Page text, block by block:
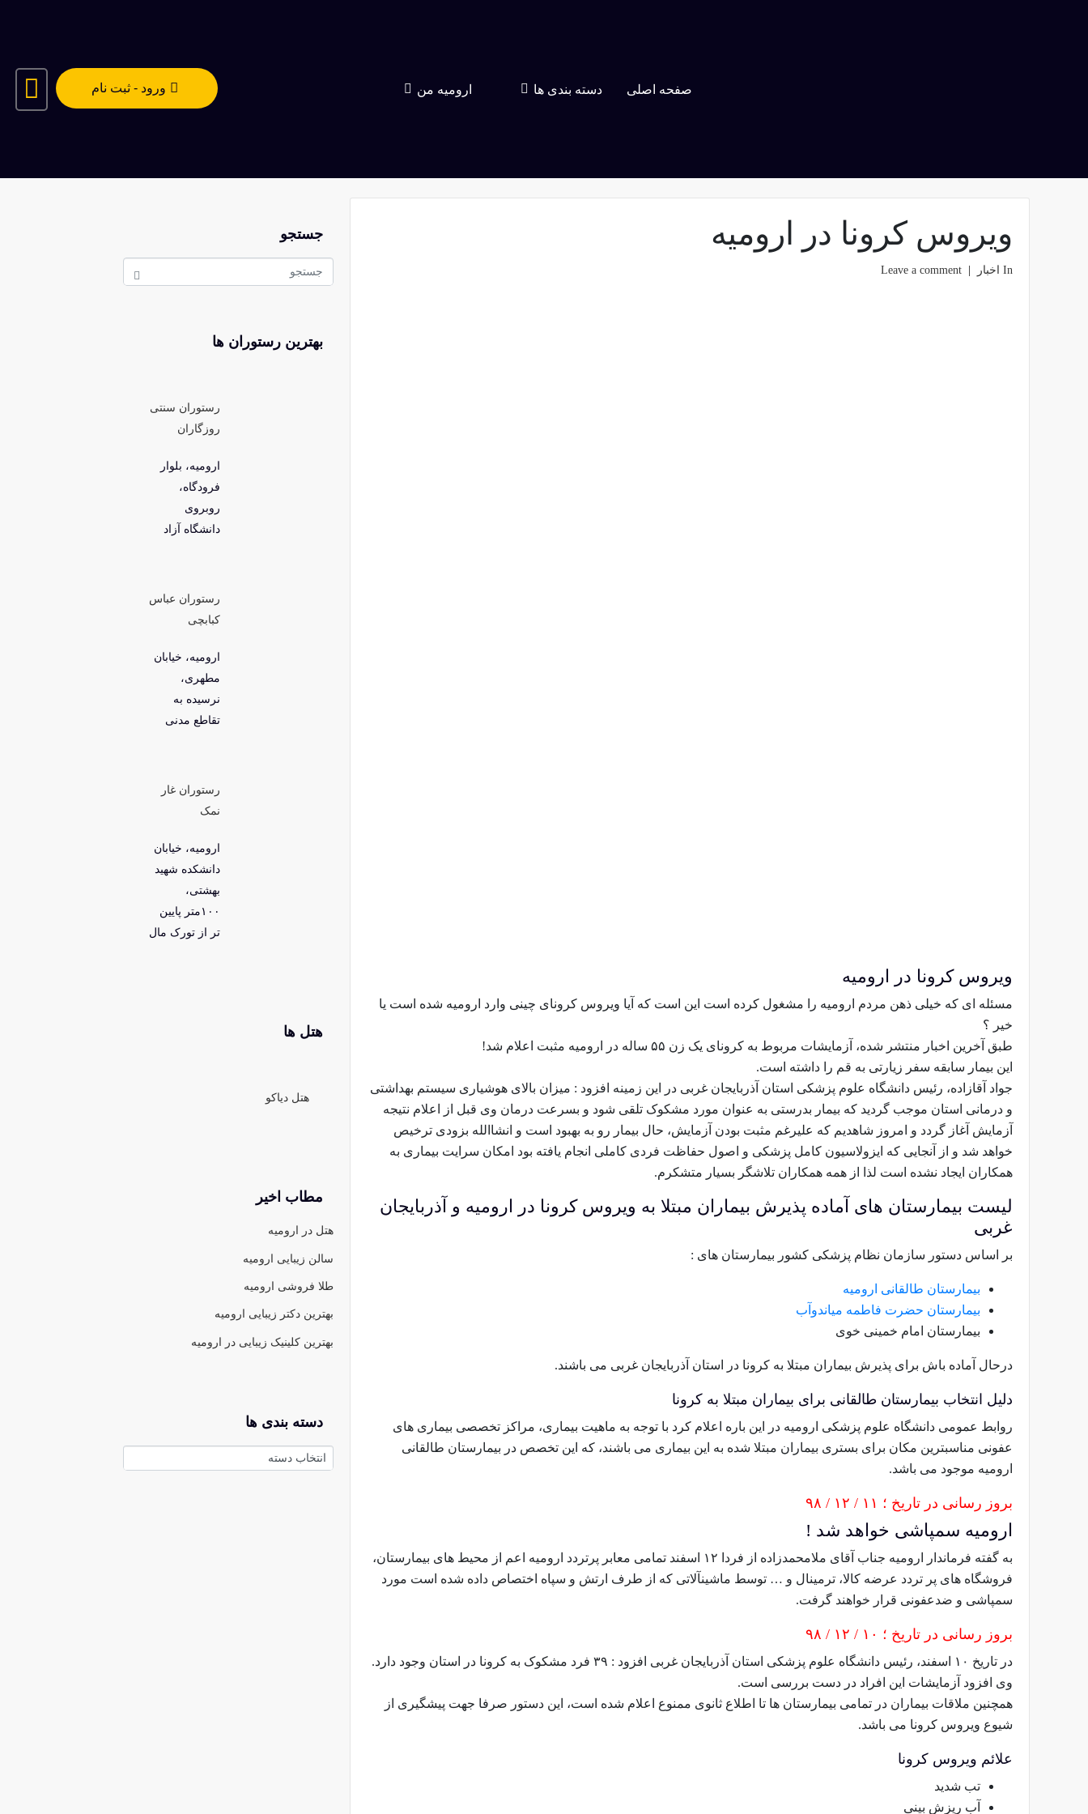
صفحه اصلی دسته بندی ها ارومیه من ورود - ثبت نام
ویروس کرونا در ارومیه
In اخبار Leave a comment
ویروس کرونا در ارومیه
مسئله ای که خیلی ذهن مردم ارومیه را مشغول کرده است این است که آیا ویروس کرونای چینی وارد ارومیه شده است یا
خیر ؟
طبق آخرین اخبار منتشر شده، آزمایشات مربوط به کرونای یک زن ۵۵ ساله در ارومیه مثبت اعلام شد!
این بیمار سابقه سفر زیارتی به قم را داشته است.
جواد آقازاده، رئیس دانشگاه علوم پزشکی استان آذربایجان غربی در این زمینه افزود : میزان بالای هوشیاری سیستم بهداشتی
و درمانی استان موجب گردید که بیمار بدرستی به عنوان مورد مشکوک تلقی شود و بسرعت درمان وی قبل از اعلام نتیجه
آزمایش آغاز گردد و امروز شاهدیم که علیرغم مثبت بودن آزمایش، حال بیمار رو به بهبود است و انشاالله بزودی ترخیص
خواهد شد و از آنجایی که ایزولاسیون کامل پزشکی و اصول حفاظت فردی کاملی انجام یافته بود امکان سرایت بیماری به
همکاران ایجاد نشده است لذا از همه همکاران تلاشگر بسیار متشکرم.
لیست بیمارستان های آماده پذیرش بیماران مبتلا به ویروس کرونا در ارومیه و آذربایجان
غربی
بر اساس دستور سازمان نظام پزشکی کشور بیمارستان های :
بیمارستان طالقانی ارومیه
بیمارستان حضرت فاطمه میاندوآب
بیمارستان امام خمینی خوی
درحال آماده باش برای پذیرش بیماران مبتلا به کرونا در استان آذربایجان غربی می باشند.
دلیل انتخاب بیمارستان طالقانی برای بیماران مبتلا به کرونا
روابط عمومی دانشگاه علوم پزشکی ارومیه در این باره اعلام کرد با توجه به ماهیت بیماری، مراکز تخصصی بیماری های
عفونی مناسبترین مکان برای بستری بیماران مبتلا شده به این بیماری می باشند، که این تخصص در بیمارستان طالقانی
ارومیه موجود می باشد.
بروز رسانی در تاریخ ؛ ۱۱ / ۱۲ / ۹۸
ارومیه سمپاشی خواهد شد !
به گفته فرماندار ارومیه جناب آقای ملامحمدزاده از فردا ۱۲ اسفند تمامی معابر پرتردد ارومیه اعم از محیط های بیمارستان،
فروشگاه های پر تردد عرضه کالا، ترمینال و … توسط ماشینآلاتی که از طرف ارتش و سپاه اختصاص داده شده است مورد
سمپاشی و ضدعفونی قرار خواهند گرفت.
بروز رسانی در تاریخ ؛ ۱۰ / ۱۲ / ۹۸
در تاریخ ۱۰ اسفند، رئیس دانشگاه علوم پزشکی استان آذربایجان غربی افزود : ۳۹ فرد مشکوک به کرونا در استان وجود دارد.
وی افزود آزمایشات این افراد در دست بررسی است.
همچنین ملاقات بیماران در تمامی بیمارستان ها تا اطلاع ثانوی ممنوع اعلام شده است، این دستور صرفا جهت پیشگیری از
شیوع ویروس کرونا می باشد.
علائم ویروس کرونا
تب شدید
آب ریزش بینی
جستجو
بهترین رستوران ها
رستوران سنتی
روزگاران
ارومیه، بلوار
فرودگاه،
روبروی
دانشگاه آزاد
رستوران عباس
کبابچی
ارومیه، خیابان
مطهری،
نرسیده به
تقاطع مدنی
رستوران غار
نمک
ارومیه، خیابان
دانشکده شهید
بهشتی،
۱۰۰متر پایین
تر از تورک مال
هتل ها
هتل دیاکو
مطاب اخیر
هتل در ارومیه
سالن زیبایی ارومیه
طلا فروشی ارومیه
بهترین دکتر زیبایی ارومیه
بهترین کلینیک زیبایی در ارومیه
دسته بندی ها